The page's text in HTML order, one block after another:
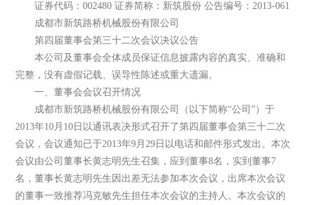
证券代码：002480 证券简称：新筑股份 公告编号：2013-061
成都市新筑路桥机械股份有限公司
第四届董事会第三十二次会议决议公告
本公司及董事会全体成员保证信息披露内容的真实、准确和
完整，没有虚假记载、误导性陈述或重大遗漏。
一、董事会会议召开情况
成都市新筑路桥机械股份有限公司（以下简称“公司”）于
2013年10月10日以通讯表决形式召开了第四届董事会第三十二次
会议，会议通知已于2013年9月29日以电话和邮件形式发出。本次
会议由公司董事长黄志明先生召集，应到董事8名，实到董事7
名，董事长黄志明先生因出差无法参加本次会议，出席本次会议
的董事一致推荐冯克敏先生担任本次会议的主持人。本次会议的